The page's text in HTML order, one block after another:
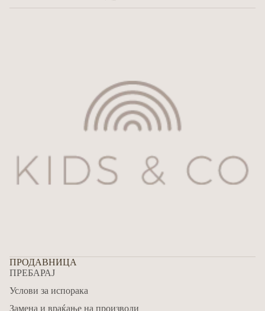
ПРОДАВНИЦА
ПРЕБАРАЈ
Услови за испорака
Замена и враќање на производи
Privacy policy
Terms of service